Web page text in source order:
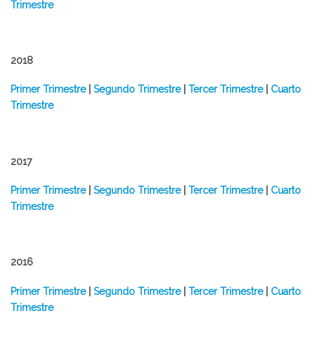
Trimestre
2018
Primer Trimestre| Segundo Trimestre| Tercer Trimestre| Cuarto
Trimestre
2017
Primer Trimestre| Segundo Trimestre| Tercer Trimestre| Cuarto
Trimestre
2016
Primer Trimestre| Segundo Trimestre| Tercer Trimestre
Cuarto
Trimestre